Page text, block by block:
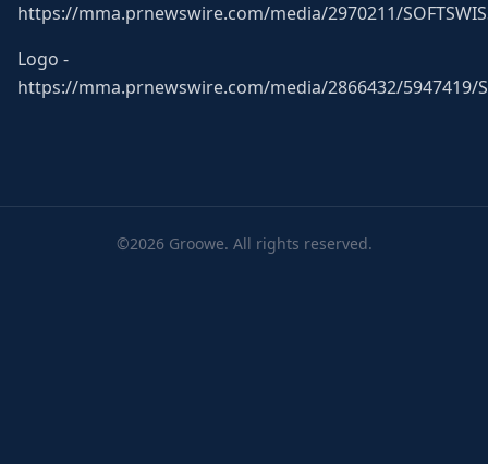
https://mma.prnewswire.com/media/2970211/
Logo -
https://mma.prnewswire.com/media/2866432/5947419/
©2026 Groowe. All rights reserved.